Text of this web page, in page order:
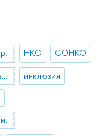
Социология города и городских сообществ НКО СОНКО
волонтерство и благотворительность инклюзия
общественные инициативы